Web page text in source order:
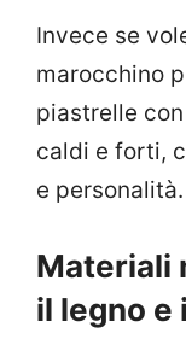
Invece se
marocchino
piastrelle
caldi e forti,
e personalità.
Materiali
il legno e